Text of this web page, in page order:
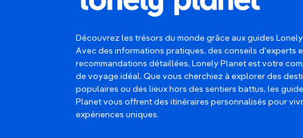
Découvrez les trésors du monde grâce aux guides
Avec des informations pratiques, des conseils d'experts
recommandations détaillées, Lonely Planet est votre
de voyage idéal. Que vous cherchiez à explorer des
populaires ou des lieux hors des sentiers battus, les
Planet vous offrent des itinéraires personnalisés pour
expériences uniques.